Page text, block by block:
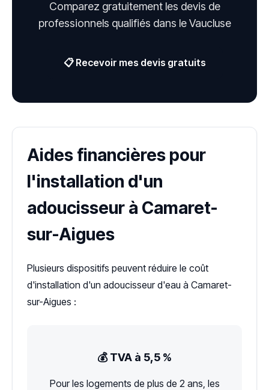
Comparez gratuitement les devis de
professionnels qualifiés dans le Vaucluse
📋 Recevoir mes devis gratuits
Aides financières pour
l'installation d'un
adoucisseur à Camaret-
sur-Aigues
Plusieurs dispositifs peuvent réduire le coût
d'installation d'un adoucisseur d'eau à Camaret-
sur-Aigues :
💰 TVA à 5,5 %
Pour les logements de plus de 2 ans, les